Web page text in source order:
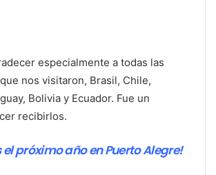
especialmente a todas las
nos visitaron, Brasil, Chile,
Bolivia y Ecuador. Fue un
recibirlos.
el próximo año en Puerto Alegre!